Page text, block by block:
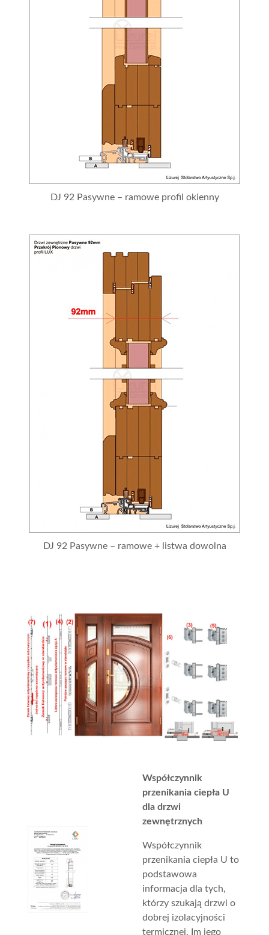
DJ 92 Pasywne – ramowe profil okienny
DJ 92 Pasywne – ramowe + listwa dowolna
Współczynnik
przenikania ciepła U
dla drzwi
zewnętrznych
Współczynnik
przenikania ciepła U to
podstawowa
informacja dla tych,
którzy szukają drzwi o
dobrej izolacyjności
termicznej. Im jego